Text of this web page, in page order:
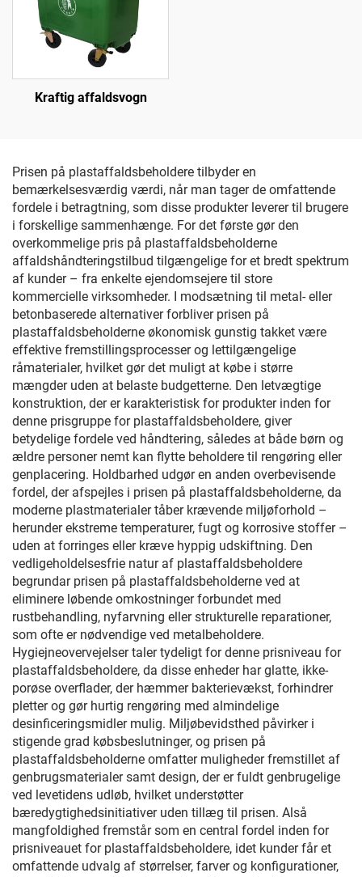
Kraftig affaldsvogn
Prisen på plastaffaldsbeholdere tilbyder en
bemærkelsesværdig værdi, når man tager de omfattende
fordele i betragtning, som disse produkter leverer til brugere
i forskellige sammenhænge. For det første gør den
overkommelige pris på plastaffaldsbeholderne
affaldshåndteringstilbud tilgængelige for et bredt spektrum
af kunder – fra enkelte ejendomsejere til store
kommercielle virksomheder. I modsætning til metal- eller
betonbaserede alternativer forbliver prisen på
plastaffaldsbeholderne økonomisk gunstig takket være
effektive fremstillingsprocesser og lettilgængelige
råmaterialer, hvilket gør det muligt at købe i større
mængder uden at belaste budgetterne. Den letvægtige
konstruktion, der er karakteristisk for produkter inden for
denne prisgruppe for plastaffaldsbeholdere, giver
betydelige fordele ved håndtering, således at både børn og
ældre personer nemt kan flytte beholdere til rengøring eller
genplacering. Holdbarhed udgør en anden overbevisende
fordel, der afspejles i prisen på plastaffaldsbeholderne, da
moderne plastmaterialer tåber krævende miljøforhold –
herunder ekstreme temperaturer, fugt og korrosive stoffer –
uden at forringes eller kræve hyppig udskiftning. Den
vedligeholdelsesfrie natur af plastaffaldsbeholdere
begrundar prisen på plastaffaldsbeholderne ved at
eliminere løbende omkostninger forbundet med
rustbehandling, nyfarvning eller strukturelle reparationer,
som ofte er nødvendige ved metalbeholdere.
Hygiejneovervejelser taler tydeligt for denne prisniveau for
plastaffaldsbeholdere, da disse enheder har glatte, ikke-
porøse overflader, der hæmmer bakterievækst, forhindrer
pletter og gør hurtig rengøring med almindelige
desinficeringsmidler mulig. Miljøbevidsthed påvirker i
stigende grad købsbeslutninger, og prisen på
plastaffaldsbeholderne omfatter muligheder fremstillet af
genbrugsmaterialer samt design, der er fuldt genbrugelige
ved levetidens udløb, hvilket understøtter
bæredygtighedsinitiativer uden tillæg til prisen. Alså
mangfoldighed fremstår som en central fordel inden for
prisniveauet for plastaffaldsbeholdere, idet kunder får et
omfattende udvalg af størrelser, farver og konfigurationer,